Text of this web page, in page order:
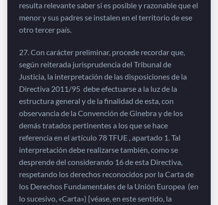
resulta relevante saber si es posible y razonable que el
menor y sus padres se instalen en el territorio de ese
otro tercer país.
27. Con carácter preliminar, procede recordar que,
según reiterada jurisprudencia del Tribunal de
Justicia, la interpretación de las disposiciones de la
Directiva 2011/95 debe efectuarse a la luz de la
estructura general y de la finalidad de esta, con
observancia de la Convención de Ginebra y de los
demás tratados pertinentes a los que se hace
referencia en el artículo 78 TFUE , apartado 1. Tal
interpretación debe realizarse también, como se
desprende del considerando 16 de esta Directiva,
respetando los derechos reconocidos por la Carta de
los Derechos Fundamentales de la Unión Europea (en
lo sucesivo, «Carta») [véase, en este sentido, la